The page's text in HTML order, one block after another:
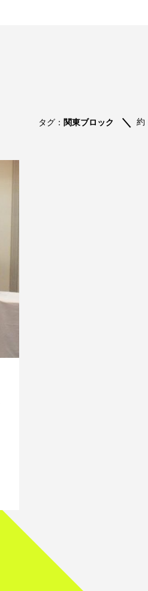
タグ： 関東ブロック 約